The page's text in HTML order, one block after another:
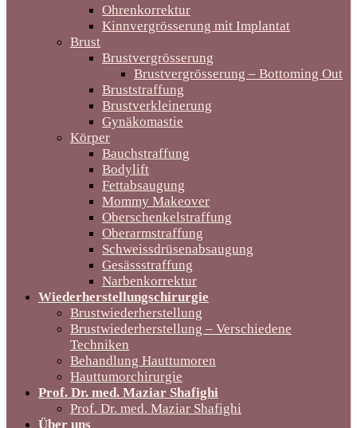
Ohrenkorrektur
Kinnvergrösserung mit Implantat
Brust
Brustvergrösserung
Brustvergrösserung – Bottoming Out
Bruststraffung
Brustverkleinerung
Gynäkomastie
Körper
Bauchstraffung
Bodylift
Fettabsaugung
Mommy Makeover
Oberschenkelstraffung
Oberarmstraffung
Schweissdrüsenabsaugung
Gesässstraffung
Narbenkorrektur
Wiederherstellungschirurgie
Brustwiederherstellung
Brustwiederherstellung – Verschiedene
Techniken
Behandlung Hauttumoren
Hauttumorchirurgie
Prof. Dr. med. Maziar Shafighi
Prof. Dr. med. Maziar Shafighi
Über uns